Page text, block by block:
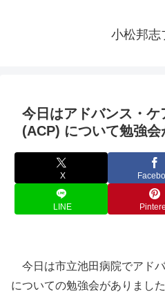
小松邦志
今日はアドバンス・
(ACP) について勉強会
X
LINE
今日は市立池田病院でアド
についての勉強会がありました